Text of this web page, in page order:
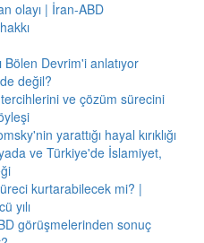
olayı | İran-ABD
Bölen Devrim'i anlatıyor
değil?
ve çözüm sürecini
yarattığı hayal kırıklığı
ve Türkiye'de İslamiyet,
kurtarabilecek mi? |
yılı
görüşmelerinden sonuç